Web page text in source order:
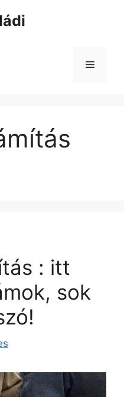
Menü
: itt
sok